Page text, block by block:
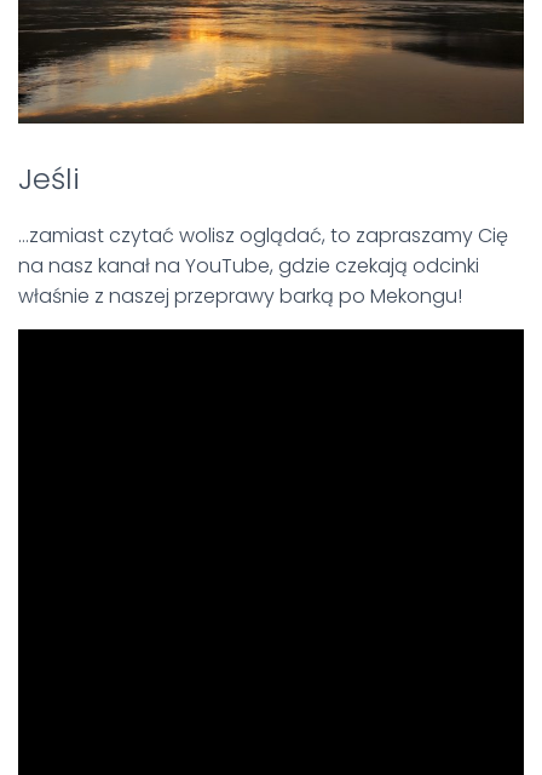
Jeśli
…zamiast czytać wolisz oglądać, to zapraszamy Cię
na nasz kanał na YouTube, gdzie czekają odcinki
właśnie z naszej przeprawy barką po Mekongu!